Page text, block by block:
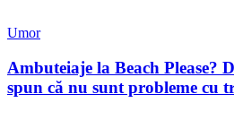
Umor
Ambuteiaje la Beach Please?
spun că nu sunt probleme cu